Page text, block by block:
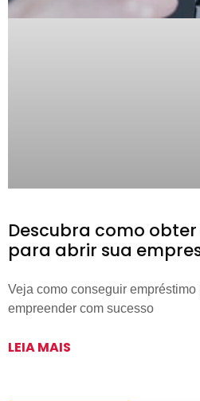
Descubra como
para abrir sua
Veja como conseguir
empreender com sucesso
LEIA MAIS